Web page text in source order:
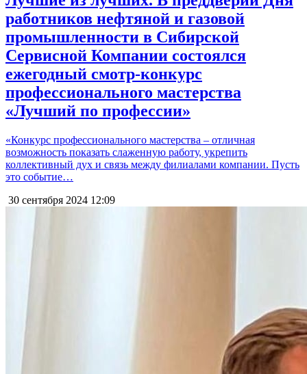
работников нефтяной и газовой
промышленности в Сибирской
Сервисной Компании состоялся
ежегодный смотр-конкурс
профессионального мастерства
«Лучший по профессии»
«Конкурс профессионального мастерства – отличная
возможность показать слаженную работу, укрепить
коллективный дух и связь между филиалами компании. Пусть
это событие…
30 сентября 2024 12:09